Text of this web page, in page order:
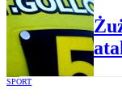
SPORT